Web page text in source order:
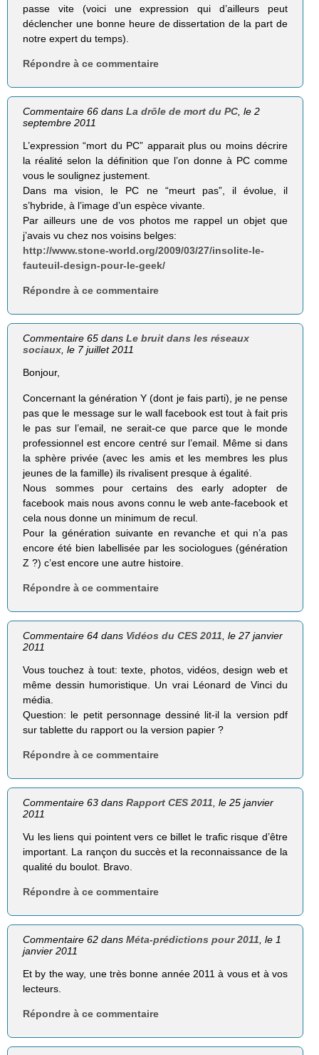
passe vite (voici une expression qui d’ailleurs peut
déclencher une bonne heure de dissertation de la part de
notre expert du temps).
Répondre à ce commentaire
Commentaire 66 dansLa drôle de mort du PC , le 2
septembre 2011
L’expression “mort du PC” apparait plus ou moins décrire
la réalité selon la définition que l’on donne à PC comme
vous le soulignez justement.
Dans ma vision, le PC ne “meurt pas”, il évolue, il
s’hybride, à l’image d’un espèce vivante.
Par ailleurs une de vos photos me rappel un objet que
j’avais vu chez nos voisins belges:
http://www.stone-world.org/2009/03/27/insolite-le-
fauteuil-design-pour-le-geek/
Répondre à ce commentaire
Commentaire 65 dansLe bruit dans les réseaux
sociaux, le 7 juillet 2011
Bonjour,
Concernant la génération Y (dont je fais parti), je ne pense
pas que le message sur le wall facebook est tout à fait pris
le pas sur l’email, ne serait-ce que parce que le monde
professionnel est encore centré sur l’email. Même si dans
la sphère privée (avec les amis et les membres les plus
jeunes de la famille) ils rivalisent presque à égalité.
Nous sommes pour certains des early adopter de
facebook mais nous avons connu le web ante-facebook et
cela nous donne un minimum de recul.
Pour la génération suivante en revanche et qui n’a pas
encore été bien labellisée par les sociologues (génération
Z ?) c’est encore une autre histoire.
Répondre à ce commentaire
Commentaire 64 dans Vidéos du CES 2011 , le 27 janvier
2011
Vous touchez à tout: texte, photos, vidéos, design web et
même dessin humoristique. Un vrai Léonard de Vinci du
média.
Question: le petit personnage dessiné lit-il la version pdf
sur tablette du rapport ou la version papier ?
Répondre à ce commentaire
Commentaire 63 dansRapport CES 2011 , le 25 janvier
2011
Vu les liens qui pointent vers ce billet le trafic risque d’être
important. La rançon du succès et la reconnaissance de la
qualité du boulot. Bravo.
Répondre à ce commentaire
Commentaire 62 dansMéta-prédictions pour 2011 , le 1
janvier 2011
Et by the way, une très bonne année 2011 à vous et à vos
lecteurs.
Répondre à ce commentaire